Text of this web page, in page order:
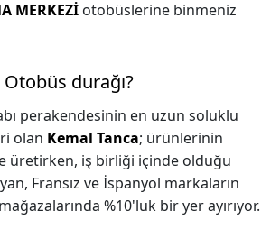
MERKEZİ otobüslerine binmeniz
durağı?
perakendesinin en uzun soluklu
olan Kemal Tanca; ürünlerinin
üretirken, iş birliği içinde olduğu
Fransız ve İspanyol markaların
%10'luk bir yer ayırıyor.